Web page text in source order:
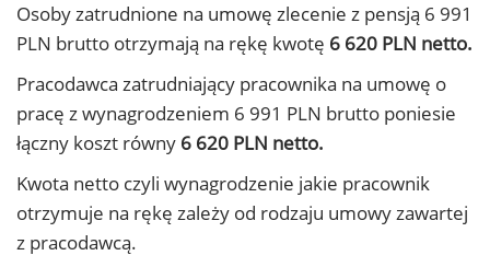
Osoby zatrudnione na umowę zlecenie z pensją 6 991
PLN brutto otrzymają na rękę kwotę 6 620 PLN netto.
Pracodawca zatrudniający pracownika na umowę o
pracę z wynagrodzeniem 6 991 PLN brutto poniesie
łączny koszt równy 6 620 PLN netto.
Kwota netto czyli wynagrodzenie jakie pracownik
otrzymuje na rękę zależy od rodzaju umowy zawartej
z pracodawcą.